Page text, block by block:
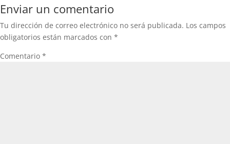
Enviar un comentario
Tu dirección de correo electrónico no será publicada. Los campos
obligatorios están marcados con *
Comentario *